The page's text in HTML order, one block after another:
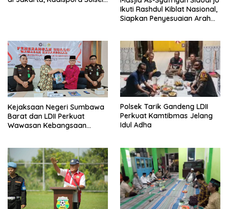
Ikuti Rashdul Kiblat Nasional,
Siapkan Penyesuaian Arah
Kejaksaan Negeri Sumbawa
Barat dan LDII Perkuat
Wawasan Kebangsaan
Polsek Tarik Gandeng LDII
Perkuat Kamtibmas Jelang
Idul Adha